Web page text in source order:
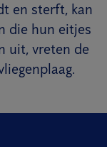
en sterft, kan
die hun eitjes
uit, vreten de